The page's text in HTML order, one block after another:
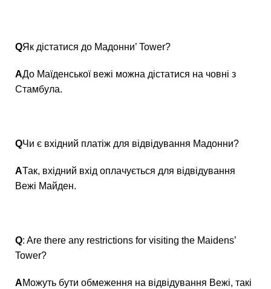
QЯк дістатися до Мадонни’ Tower?
АДо Маїденської вежі можна дістатися на човні з
Стамбула.
QЧи є вхідний платіж для відвідування Мадонни?
АТак, вхідний вхід оплачується для відвідування
Вежі Майден.
Q: Are there any restrictions for visiting the Maidens’
Tower?
АМожуть бути обмеження на відвідування Вежі, такі